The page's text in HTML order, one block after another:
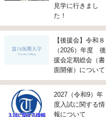
見学に行きまし
た！
【後援会】令和８
（2026）年度 後
援会定期総会（書
面開催）について
2027（令和9）年
度入試に関する情
報について